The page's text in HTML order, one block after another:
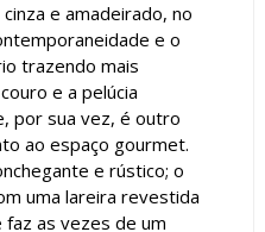
e amadeirado, no
e o
trazendo mais
e a pelúcia
por sua vez, é outro
ao espaço gourmet.
e rústico; o
uma lareira revestida
as vezes de um